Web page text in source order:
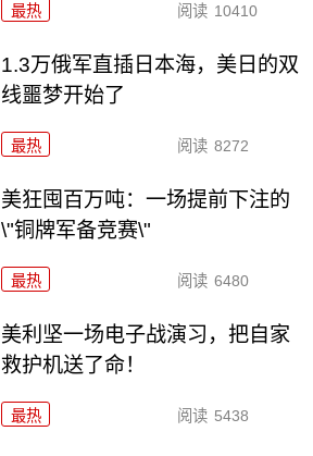
最热 阅读 10410
1.3万俄军直插日本海，美日的双
线噩梦开始了
最热 阅读 8272
美狂囤百万吨：一场提前下注的
\"铜牌军备竞赛\"
最热 阅读 6480
美利坚一场电子战演习，把自家
救护机送了命！
最热 阅读 5438